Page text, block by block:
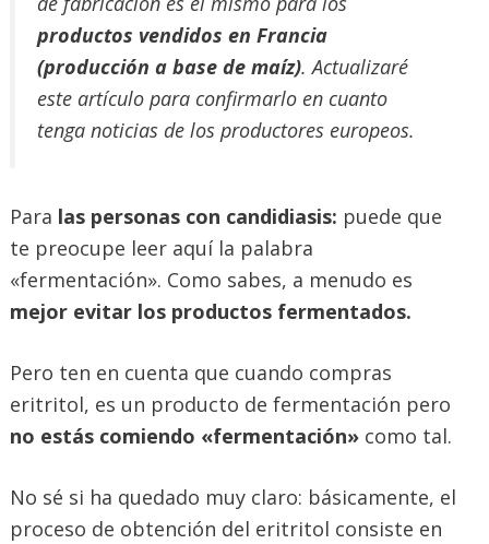
productos vendidos en Francia
(producción a base de maíz). Actualizaré
este artículo para confirmarlo en cuanto
tenga noticias de los productores europeos.
Para las personas con candidiasis: puede que
te preocupe leer aquí la palabra
«fermentación». Como sabes, a menudo es
mejor evitar los productos fermentados.
Pero ten en cuenta que cuando compras
eritritol, es un producto de fermentación pero
no estás comiendo «fermentación» como tal.
No sé si ha quedado muy claro: básicamente, el
proceso de obtención del eritritol consiste en